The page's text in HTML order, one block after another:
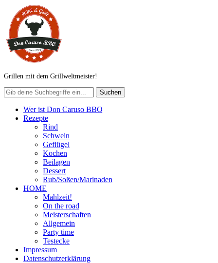
Grillen mit dem Grillweltmeister!
Wer ist Don Caruso BBQ
Rezepte
Rind
Schwein
Geflügel
Kochen
Beilagen
Dessert
Rub/Soßen/Marinaden
HOME
Mahlzeit!
On the road
Meisterschaften
Allgemein
Party time
Testecke
Impressum
Datenschutzerklärung